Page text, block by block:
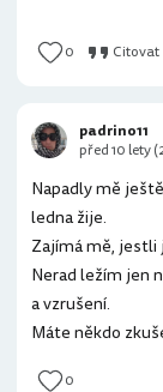
0 Citovat
Napadly mě
ledna žije.
Zajímá mě, jestli
Nerad ležím jen
a vzrušení.
Máte někdo
0
padrino11
před 10 lety